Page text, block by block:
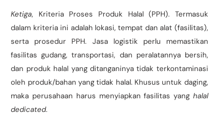
Ketiga, Kriteria Proses Produk Halal (PPH). Termasuk
dalam kriteria ini adalah lokasi, tempat dan alat (fasilitas),
serta prosedur PPH. Jasa logistik perlu memastikan
fasilitas gudang, transportasi, dan peralatannya bersih,
dan produk halal yang ditanganinya tidak terkontaminasi
oleh produk/bahan yang tidak halal. Khusus untuk daging,
maka perusahaan harus menyiapkan fasilitas yang halal
dedicated.